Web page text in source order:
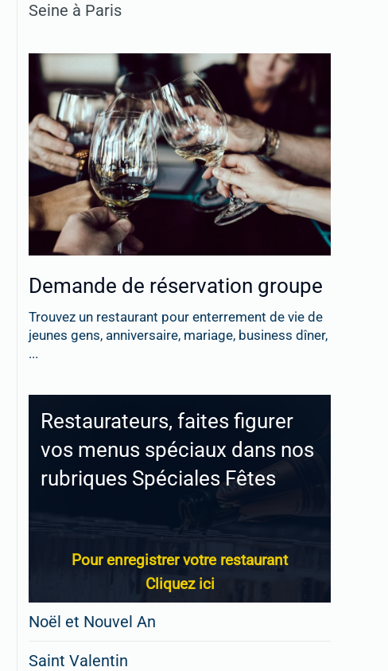
Seine à Paris
Demande de réservation groupe
Trouvez un restaurant pour enterrement de vie de
jeunes gens, anniversaire, mariage, business dîner,
...
Restaurateurs, faites figurer
vos menus spéciaux dans nos
rubriques Spéciales Fêtes
Pour enregistrer votre restaurant
Cliquez ici
Noël et Nouvel An
Saint Valentin